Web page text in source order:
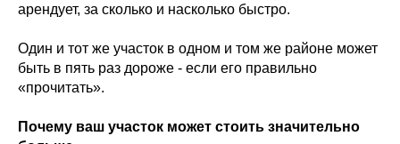
арендует, за сколько и насколько быстро.
Один и тот же участок в одном и том же районе может
быть в пять раз дороже - если его правильно
«прочитать».
Почему ваш участок может стоить значительно